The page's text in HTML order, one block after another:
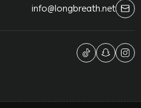
info@longbreath.net